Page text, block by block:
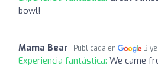
bowl!
Mama Bear Publicada en 3
Experiencia fantástica: We came